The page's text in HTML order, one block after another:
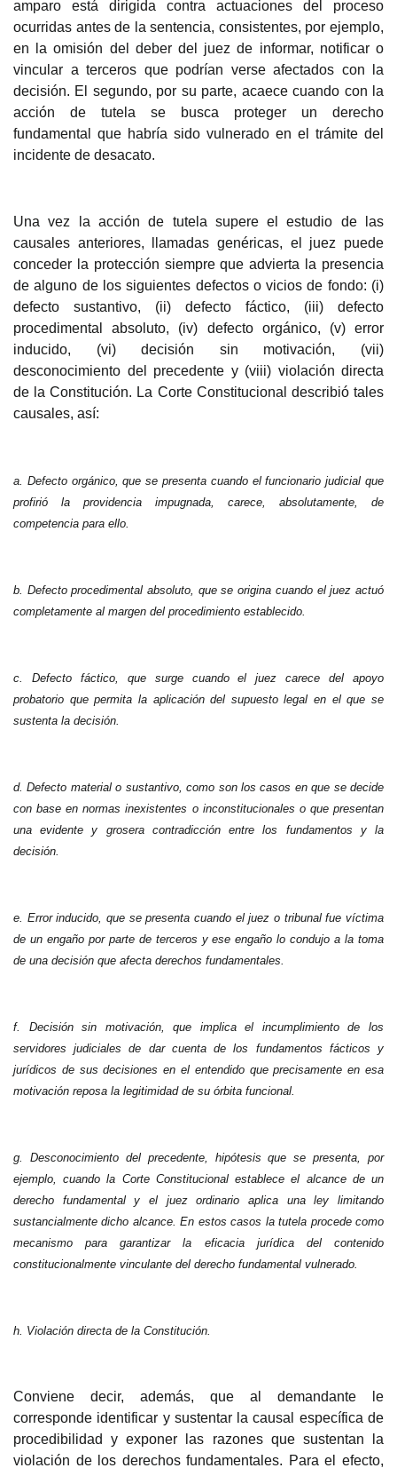
amparo está dirigida contra actuaciones del proceso
ocurridas antes de la sentencia, consistentes, por ejemplo,
en la omisión del deber del juez de informar, notificar o
vincular a terceros que podrían verse afectados con la
decisión. El segundo, por su parte, acaece cuando con la
acción de tutela se busca proteger un derecho
fundamental que habría sido vulnerado en el trámite del
incidente de desacato.
Una vez la acción de tutela supere el estudio de las
causales anteriores, llamadas genéricas, el juez puede
conceder la protección siempre que advierta la presencia
de alguno de los siguientes defectos o vicios de fondo: (i)
defecto sustantivo, (ii) defecto fáctico, (iii) defecto
procedimental absoluto, (iv) defecto orgánico, (v) error
inducido, (vi) decisión sin motivación, (vii)
desconocimiento del precedente y (viii) violación directa
de la Constitución. La Corte Constitucional describió tales
causales, así:
a. Defecto orgánico, que se presenta cuando el funcionario judicial que
profirió la providencia impugnada, carece, absolutamente, de
competencia para ello.
b. Defecto procedimental absoluto, que se origina cuando el juez actuó
completamente al margen del procedimiento establecido.
c. Defecto fáctico, que surge cuando el juez carece del apoyo
probatorio que permita la aplicación del supuesto legal en el que se
sustenta la decisión.
d. Defecto material o sustantivo, como son los casos en que se decide
con base en normas inexistentes o inconstitucionales o que presentan
una evidente y grosera contradicción entre los fundamentos y la
decisión.
e. Error inducido, que se presenta cuando el juez o tribunal fue víctima
de un engaño por parte de terceros y ese engaño lo condujo a la toma
de una decisión que afecta derechos fundamentales.
f. Decisión sin motivación, que implica el incumplimiento de los
servidores judiciales de dar cuenta de los fundamentos fácticos y
jurídicos de sus decisiones en el entendido que precisamente en esa
motivación reposa la legitimidad de su órbita funcional.
g. Desconocimiento del precedente, hipótesis que se presenta, por
ejemplo, cuando la Corte Constitucional establece el alcance de un
derecho fundamental y el juez ordinario aplica una ley limitando
sustancialmente dicho alcance. En estos casos la tutela procede como
mecanismo para garantizar la eficacia jurídica del contenido
constitucionalmente vinculante del derecho fundamental vulnerado.
h. Violación directa de la Constitución.
Conviene decir, además, que al demandante le
corresponde identificar y sustentar la causal específica de
procedibilidad y exponer las razones que sustentan la
violación de los derechos fundamentales. Para el efecto,